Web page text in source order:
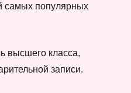
самых популярных
высшего класса,
записи.